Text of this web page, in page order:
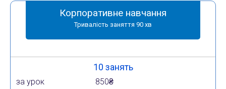
Корпоративне навчання
Тривалість заняття 90 хв
10 занять
за урок
850₴